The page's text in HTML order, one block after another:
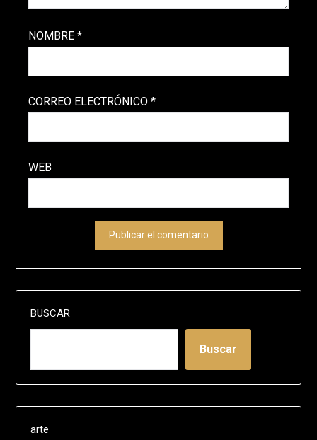
NOMBRE *
CORREO ELECTRÓNICO *
WEB
BUSCAR
Buscar
arte